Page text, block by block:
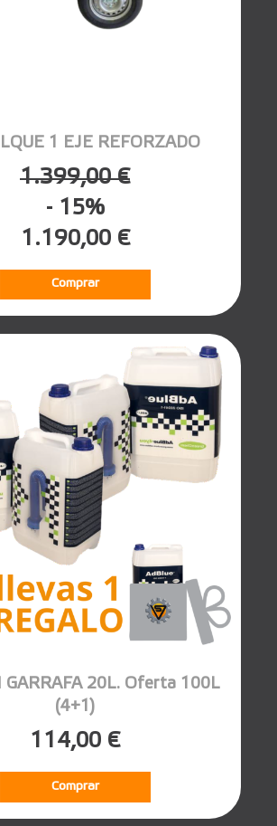
1 EJE REFORZADO
1.399,00 €
- 15%
1.190,00 €
Comprar
GARRAFA 20L. Oferta 100L
(4+1)
114,00 €
Comprar